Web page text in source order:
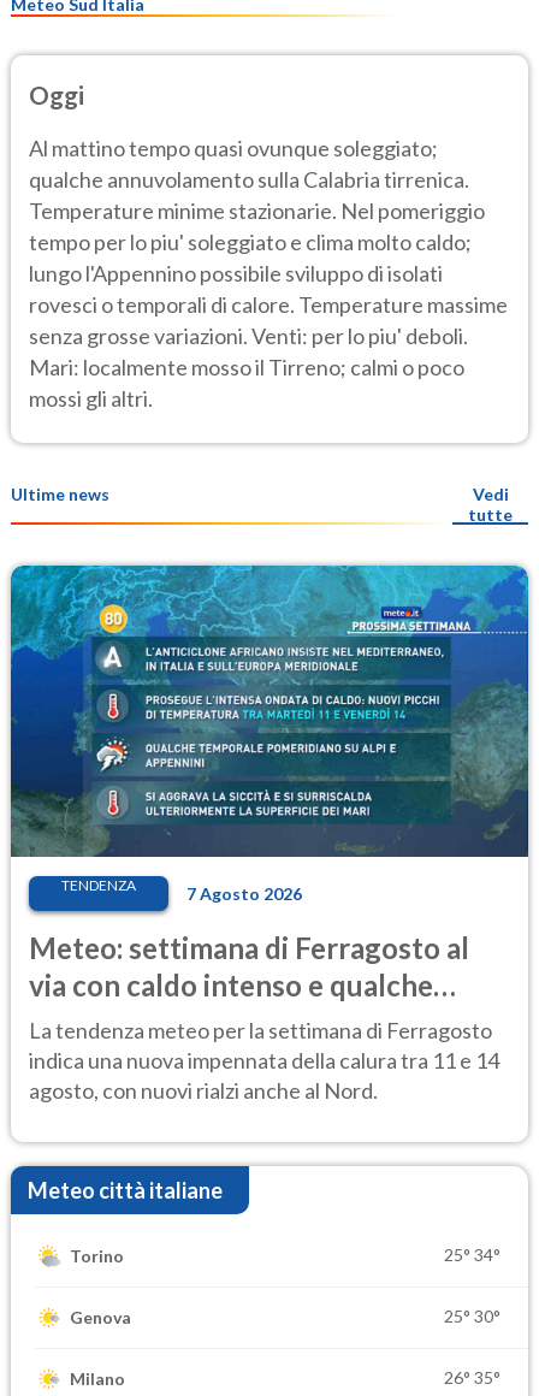
Oggi
Al mattino tempo quasi ovunque soleggiato;
qualche annuvolamento sulla Calabria tirrenica.
Temperature minime stazionarie. Nel pomeriggio
tempo per lo piu' soleggiato e clima molto caldo;
lungo l'Appennino possibile sviluppo di isolati
rovesci o temporali di calore. Temperature massime
senza grosse variazioni. Venti: per lo piu' deboli.
Mari: localmente mosso il Tirreno; calmi o poco
mossi gli altri.
Ultime news
Vedi
tutte
TENDENZA 7 Agosto 2026
Meteo: settimana di Ferragosto al
via con caldo intenso e qualche
temporale
La tendenza meteo per la settimana di Ferragosto
indica una nuova impennata della calura tra 11 e 14
agosto, con nuovi rialzi anche al Nord.
Meteo città italiane
Torino 25° 34°
Genova 25° 30°
Milano 26° 35°